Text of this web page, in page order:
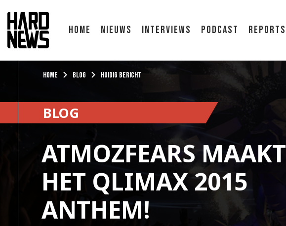
Home Nieuws Interviews Podcast Reports
Home Blog Huidig bericht
BLOG
ATMOZFEARS MAAKT
HET QLIMAX 2015
ANTHEM!